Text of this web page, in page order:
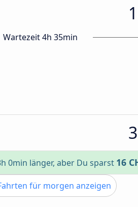
Wartezeit 4h 35min
0min länger, aber Du sparst 16
für morgen anzeigen